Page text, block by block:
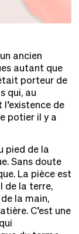
ancien
autant que
porteur de
qui, au
de
potier il y a
pied de la
Sans doute
La pièce est
de la terre,
la main,
C’est une